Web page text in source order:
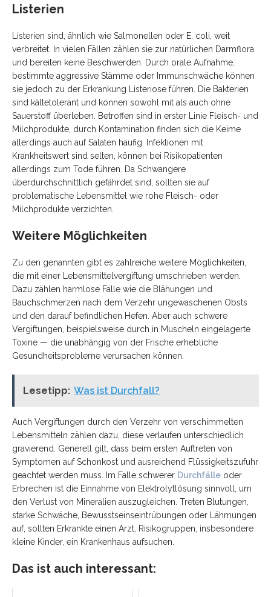
Listerien
Listerien sind, ähnlich wie Salmonellen oder E. coli, weit
verbreitet. In vielen Fällen zählen sie zur natürlichen Darmflora
und bereiten keine Beschwerden. Durch orale Aufnahme,
bestimmte aggressive Stämme oder Immunschwäche können
sie jedoch zu der Erkrankung Listeriose führen. Die Bakterien
sind kältetolerant und können sowohl mit als auch ohne
Sauerstoff überleben. Betroffen sind in erster Linie Fleisch- und
Milchprodukte, durch Kontamination finden sich die Keime
allerdings auch auf Salaten häufig.
Infektionen mit
Krankheitswert sind selten, können bei Risikopatienten
allerdings zum Tode führen. Da Schwangere
überdurchschnittlich gefährdet sind, sollten sie auf
problematische Lebensmittel wie rohe Fleisch- oder
Milchprodukte verzichten.
Weitere Möglichkeiten
Zu den genannten gibt es zahlreiche weitere Möglichkeiten,
die mit einer Lebensmittelvergiftung umschrieben werden.
Dazu zählen harmlose Fälle wie die Blähungen und
Bauchschmerzen nach dem Verzehr ungewaschenen Obsts
und den darauf befindlichen Hefen. Aber auch schwere
Vergiftungen, beispielsweise durch in Muscheln eingelagerte
Toxine — die unabhängig von der Frische erhebliche
Gesundheitsprobleme verursachen können.
Lesetipp: Was ist Durchfall?
Auch Vergiftungen durch den Verzehr von verschimmelten
Lebensmitteln zählen dazu, diese verlaufen unterschiedlich
gravierend. Generell gilt, dass beim ersten Auftreten von
Symptomen aufSchonkost und ausreichend Flüssigkeitszufuhr
geachtet werden muss. Im Falle schwerer Durchfälle oder
Erbrechen ist die Einnahme von Elektrolytlösung sinnvoll, um
den Verlust von Mineralien auszugleichen. Treten Blutungen,
starke Schwäche, Bewusstseinseintrübungen oder Lähmungen
auf, sollten Erkrankte einen Arzt, Risikogruppen, insbesondere
kleine Kinder, ein Krankenhaus aufsuchen.
Das ist auch interessant: